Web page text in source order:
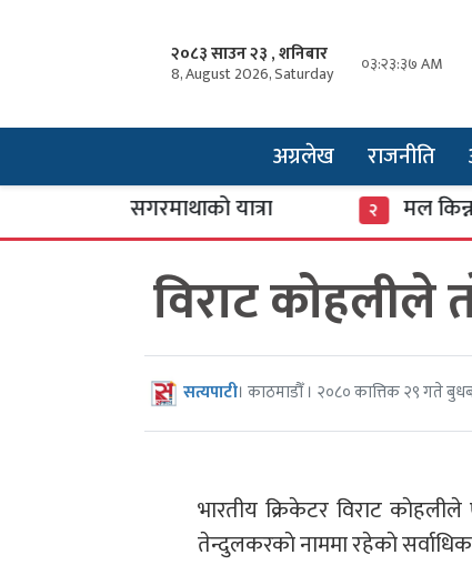
२०८३ साउन २३ , शनिबार
8, August 2026, Saturday ०३:२३:३८ AM
अग्रलेख राजनीति
सगरमाथाको यात्रा मल किन्न
विराट काेहलीले
सत्यपाटी। काठमाडौँ । २०८० कात्तिक २९ गते
भारतीय क्रिकेटर विराट काेहलीले
तेन्दुलकरकाे नाममा रहेकाे